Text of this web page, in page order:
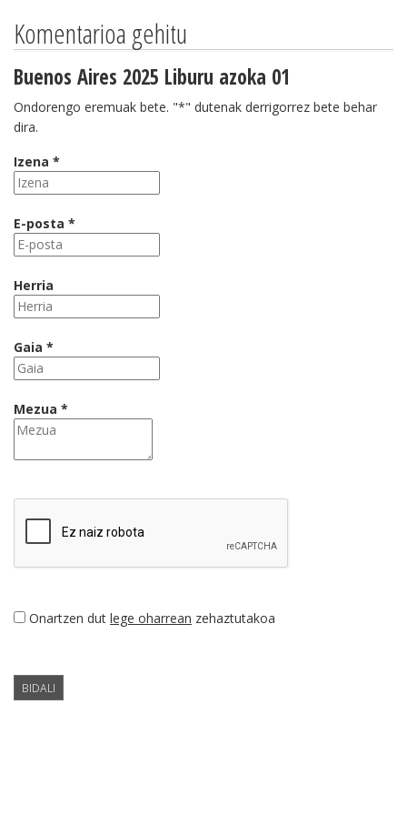
Komentarioa gehitu
Buenos Aires 2025 Liburu azoka 01
Ondorengo eremuak bete. "*" dutenak derrigorrez bete behar
dira.
Izena *
E-posta *
Herria
Gaia *
Mezua *
Onartzen dut lege oharrean zehaztutakoa
BIDALI